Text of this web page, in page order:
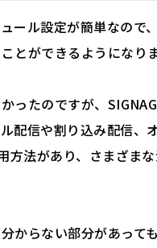
ール設定が簡単なので
とができるようになり
ったのですが、
配信や割り込み配信、
方法があり、さまざま
からない部分があって